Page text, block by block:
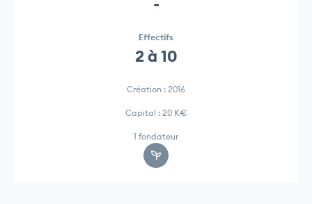
Effectifs
2 à 10
Création : 2016
Capital : 20 K€
1 fondateur